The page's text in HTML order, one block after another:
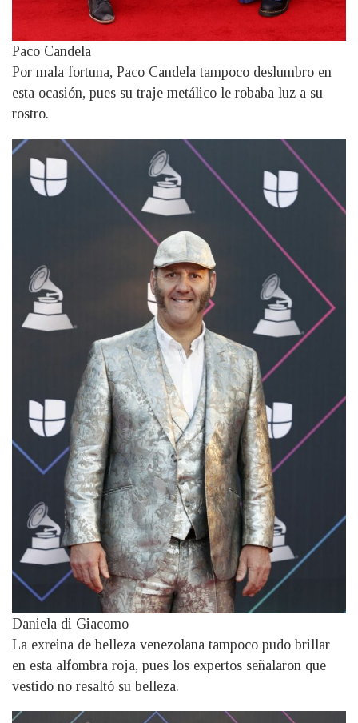
Paco Candela
Por mala fortuna, Paco Candela tampoco deslumbro en
esta ocasión, pues su traje metálico le robaba luz a su
rostro.
Daniela di Giacomo
La exreina de belleza venezolana tampoco pudo brillar
en esta alfombra roja, pues los expertos señalaron que
vestido no resaltó su belleza.